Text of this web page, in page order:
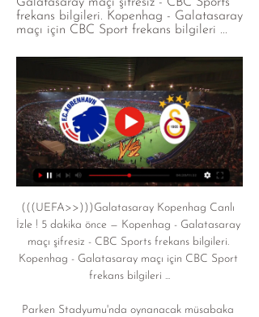
frekans bilgileri. Kopenhag - Galatasaray
maçı için CBC Sport frekans bilgileri ...
(((UEFA>>)))Galatasaray Kopenhag Canlı
İzle ! 5 dakika önce — Kopenhag - Galatasaray
maçı şifresiz - CBC Sports frekans bilgileri.
Kopenhag - Galatasaray maçı için CBC Sport
frekans bilgileri ...
Parken Stadyumu'nda oynanacak müsabaka